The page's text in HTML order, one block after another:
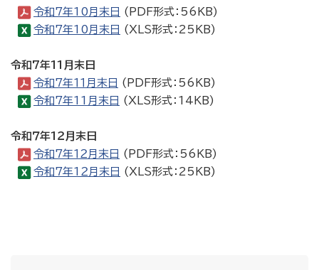
令和7年10月末日 (PDF形式：56KB)
令和7年10月末日 (XLS形式：25KB)
令和7年11月末日
令和7年１１月末日 (PDF形式：56KB)
令和7年11月末日 (XLS形式：14KB)
令和７年1２月末日
令和7年１２月末日 (PDF形式：56KB)
令和7年1２月末日 (XLS形式：25KB)